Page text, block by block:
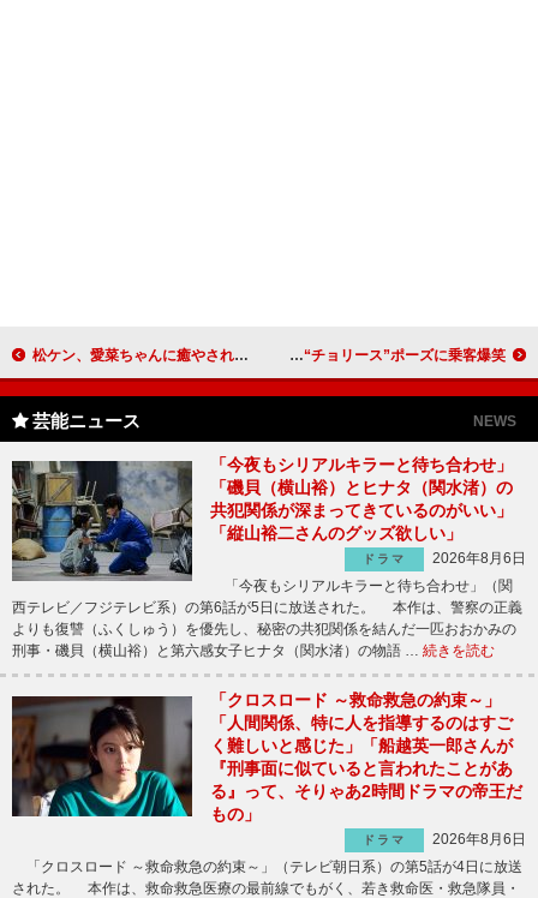
松ケン、愛菜ちゃんに癒やされメロメロ 共演映画は「二人の思い出アルバム」 木下優樹菜が一日駅長に就任！ 敬礼ではなく“チョリース”ポーズに乗客爆笑
芸能ニュース NEWS
「今夜もシリアルキラーと待ち合わせ」
「磯貝（横山裕）とヒナタ（関水渚）の
共犯関係が深まってきているのがいい」
「縦山裕二さんのグッズ欲しい」
ドラマ
2026年8月6日
「今夜もシリアルキラーと待ち合わせ」（関
西テレビ／フジテレビ系）の第6話が5日に放送された。 本作は、警察の正義
よりも復讐（ふくしゅう）を優先し、秘密の共犯関係を結んだ一匹おおかみの
刑事・磯貝（横山裕）と第六感女子ヒナタ（関水渚）の物語 … 続きを読む
「クロスロード ～救命救急の約束～」
「人間関係、特に人を指導するのはすご
く難しいと感じた」「船越英一郎さんが
『刑事面に似ていると言われたことがあ
る』って、そりゃあ2時間ドラマの帝王だ
もの」
ドラマ
2026年8月6日
「クロスロード ～救命救急の約束～」（テレビ朝日系）の第5話が4日に放送
された。 本作は、救命救急医療の最前線でもがく、若き救命医・救急隊員・